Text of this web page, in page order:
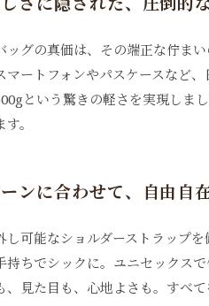
ッグの真価は、その端正な佇ま
マートフォンやパスケースなど
という驚きの軽さを実現しま
。
ンに合わせて、自由自
し可能なショルダーストラップ
持ちでシックに。ユニセックス
、見た目も、心地よさも。すべ